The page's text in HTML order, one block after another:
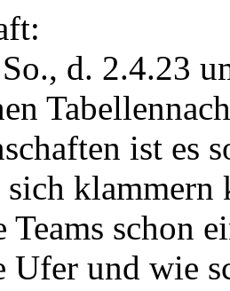
d. 2.4.23
ist es
sich klammern
Teams schon
Ufer und wie